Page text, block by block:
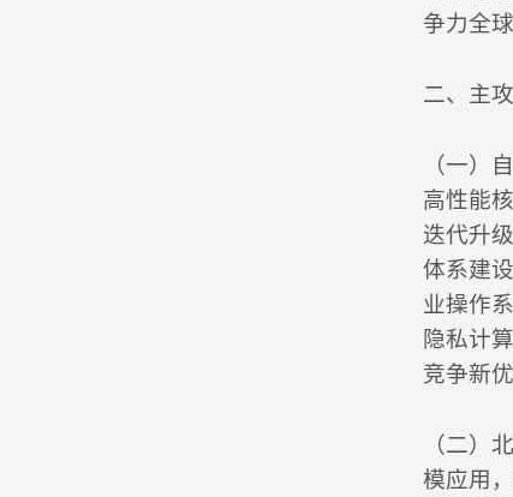
争力全
二、主
（一）
高性能
迭代升
体系建
业操作
隐私计
竞争新优
（二）
模应用